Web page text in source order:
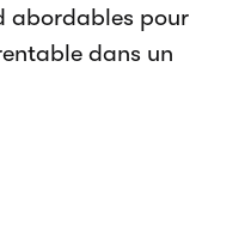
abordables pour
dans un